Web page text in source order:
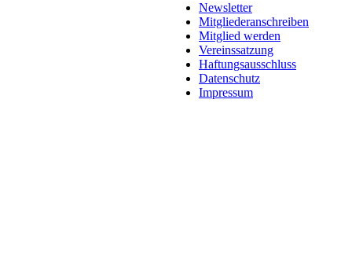
Newsletter
Mitgliederanschreiben
Mitglied werden
Vereinssatzung
Haftungsausschluss
Datenschutz
Impressum